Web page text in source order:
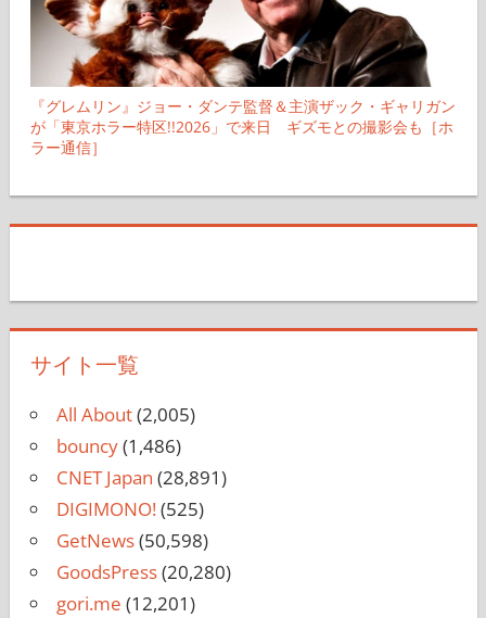
『グレムリン』ジョー・ダンテ監督＆主演ザック・ギャリガン
が「東京ホラー特区!!2026」で来日 ギズモとの撮影会も［ホ
ラー通信］
サイト一覧
All About(2,005)
bouncy(1,486)
CNET Japan (28,891)
DIGIMONO!(525)
GetNews(50,598)
GoodsPress(20,280)
gori.me (12,201)